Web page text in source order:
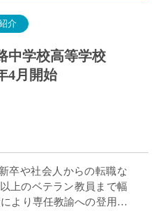
介
中学校高等学校
4月開始
卒や社会人からの転職な
上のベテラン教員まで幅
より専任教諭への登用あ